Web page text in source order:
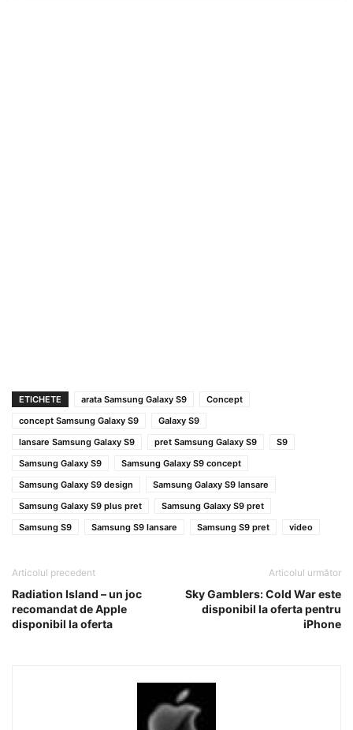
ETICHETE arata Samsung Galaxy S9
Concept
concept Samsung Galaxy S9
Galaxy S9
lansare Samsung Galaxy S9
pret Samsung Galaxy S9
S9
Samsung Galaxy S9
Samsung Galaxy S9 concept
Samsung Galaxy S9 design
Samsung Galaxy S9 lansare
Samsung Galaxy S9 plus pret
Samsung Galaxy S9 pret
Samsung S9
Samsung S9 lansare Samsung S9 pret video
Articolul precedent
Radiation Island – un joc
recomandat de Apple
disponibil la oferta
Articolul următor
Sky Gamblers: Cold War este
disponibil la oferta pentru
iPhone